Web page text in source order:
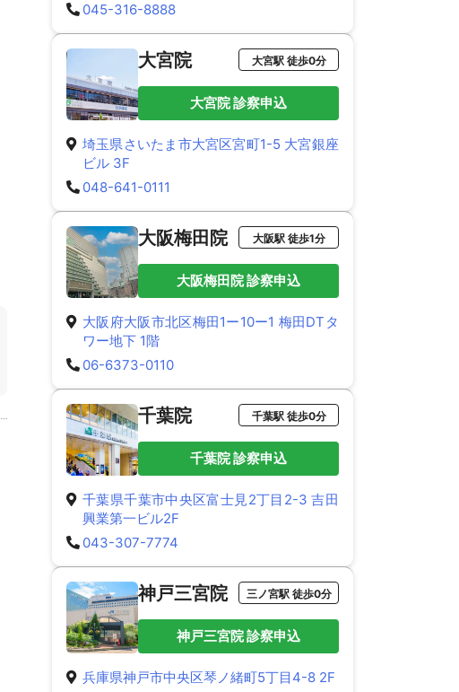
045-316-8888
大宮院 大宮駅 徒歩0分
大宮院 診察申込
埼玉県さいたま市大宮区宮町1-5 大宮銀座
ビル 3F
048-641-0111
大阪梅田院 大阪駅 徒歩1分
大阪梅田院 診察申込
大阪府大阪市北区梅田1ー10ー1 梅田DTタ
ワー地下 1階
06-6373-0110
千葉院 千葉駅 徒歩0分
千葉院 診察申込
千葉県千葉市中央区富士見2丁目2-3 吉田
興業第一ビル2F
043-307-7774
神戸三宮院 三ノ宮駅 徒歩0分
神戸三宮院 診察申込
兵庫県神戸市中央区琴ノ緒町5丁目4-8 2F